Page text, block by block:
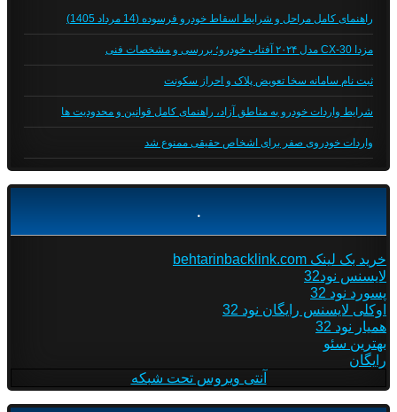
راهنمای کامل مراحل و شرایط اسقاط خودرو فرسوده (14 مرداد 1405)
مزدا CX-30 مدل ۲۰۲۴ آفتاب خودرو؛ بررسی و مشخصات فنی
ثبت نام سامانه سخا تعویض پلاک و احراز سکونت
شرایط واردات خودرو به مناطق آزاد، راهنمای کامل قوانین و محدودیت ها
واردات خودروی صفر برای اشخاص حقیقی ممنوع شد
.
خرید بک لینک behtarinbacklink.com
لایسنس نود32
پسورد نود 32
اوکلی لایسنس رایگان نود 32
همیار نود 32
بهترین سئو
رایگان
آنتی ویروس تحت شبکه